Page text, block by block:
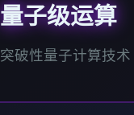
量子级运算
突破性量子计算技术